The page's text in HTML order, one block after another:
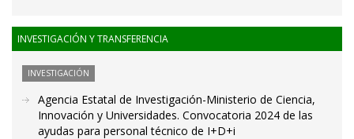
INVESTIGACIÓN Y TRANSFERENCIA
INVESTIGACIÓN
Agencia Estatal de Investigación-Ministerio de Ciencia,
Innovación y Universidades. Convocatoria 2024 de las
ayudas para personal técnico de I+D+i